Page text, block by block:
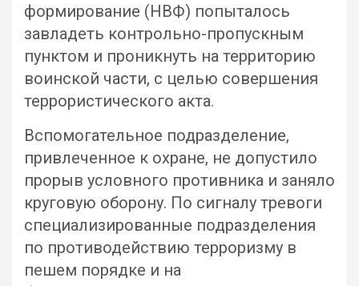
формирование (НВФ) попыталось
завладеть контрольно-пропускным
пунктом и проникнуть на территорию
воинской части, с целью совершения
террористического акта.
Вспомогательное подразделение,
привлеченное к охране, не допустило
прорыв условного противника и заняло
круговую оборону. По сигналу тревоги
специализированные подразделения
по противодействию терроризму в
пешем порядке и на